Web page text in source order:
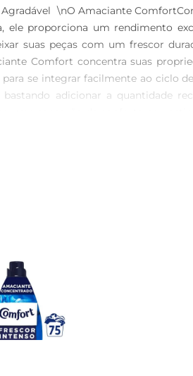
\nO Amaciante
proporciona um rendimento
suas peças com um frescor
Comfort concentra suas
se integrar facilmente ao ciclo
adicionar a quantidade
que podem se tornar difíceis